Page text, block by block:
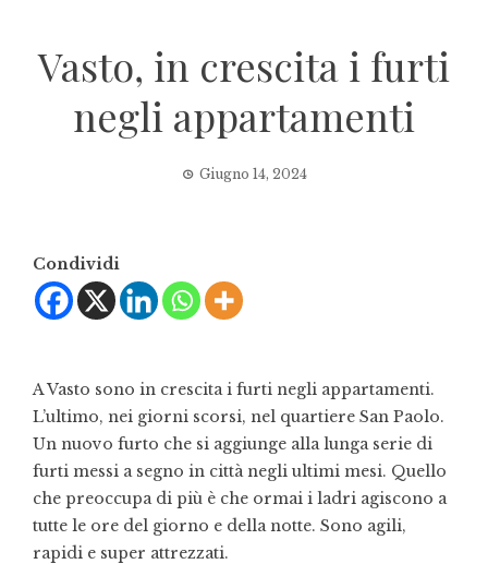
Vasto, in crescita i furti
negli appartamenti
Giugno 14, 2024
Condividi
A Vasto sono in crescita i furti negli appartamenti.
L’ultimo, nei giorni scorsi, nel quartiere San Paolo.
Un nuovo furto che si aggiunge alla lunga serie di
furti messi a segno in città negli ultimi mesi. Quello
che preoccupa di più è che ormai i ladri agiscono a
tutte le ore del giorno e della notte. Sono agili,
rapidi e super attrezzati.